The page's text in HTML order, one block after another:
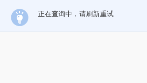
正在查询中，请刷新重试